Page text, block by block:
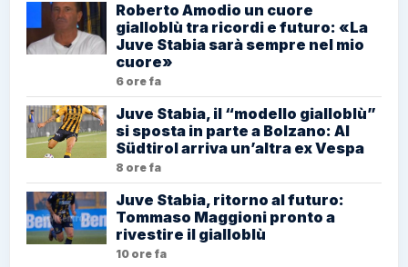
Roberto Amodio un cuore
gialloblù tra ricordi e futuro: «La
Juve Stabia sarà sempre nel mio
cuore»
6 ore fa
Juve Stabia, il “modello gialloblù”
si sposta in parte a Bolzano: Al
Südtirol arriva un’altra ex Vespa
8 ore fa
Juve Stabia, ritorno al futuro:
Tommaso Maggioni pronto a
rivestire il gialloblù
10 ore fa